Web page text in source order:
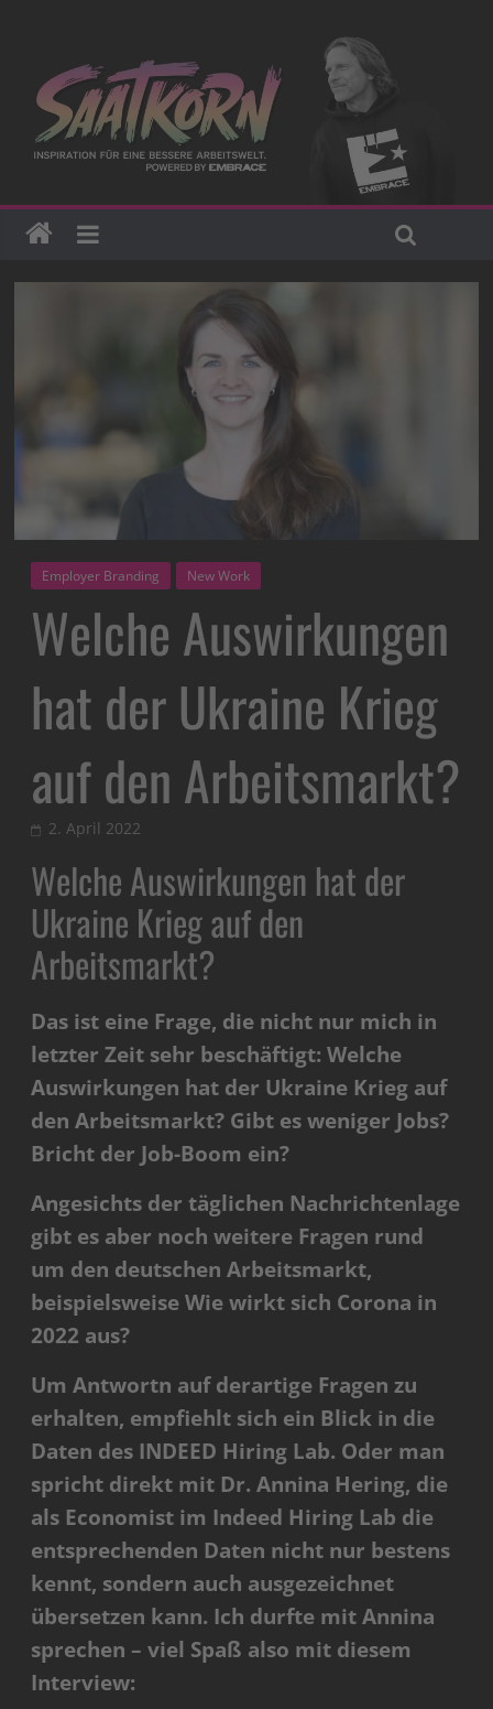
Employer Branding New Work
Welche Auswirkungen
hat der Ukraine Krieg
auf den Arbeitsmarkt?
2. April 2022
Welche Auswirkungen hat der
Ukraine Krieg auf den
Arbeitsmarkt?
Das ist eine Frage, die nicht nur mich in
letzter Zeit sehr beschäftigt: Welche
Auswirkungen hat der Ukraine Krieg auf
den Arbeitsmarkt? Gibt es weniger Jobs?
Bricht der Job-Boom ein?
Angesichts der täglichen Nachrichtenlage
gibt es aber noch weitere Fragen rund
um den deutschen Arbeitsmarkt,
beispielsweise Wie wirkt sich Corona in
2022 aus?
Um Antwortn auf derartige Fragen zu
erhalten, empfiehlt sich ein Blick in die
Daten des INDEED Hiring Lab. Oder man
spricht direkt mit Dr. Annina Hering, die
als Economist im Indeed Hiring Lab die
entsprechenden Daten nicht nur bestens
kennt, sondern auch ausgezeichnet
übersetzen kann. Ich durfte mit Annina
sprechen – viel Spaß also mit diesem
Interview: